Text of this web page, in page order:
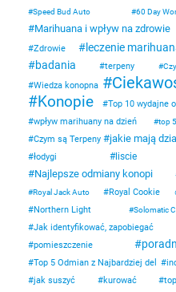
Speed Bud Auto 60 Day
Marihuana i wpływ na zdrowie
Zdrowie
leczenie
badania terpeny
Wiedza konopna
Konopie Top 10 wydajne
wpływ marihuany na dzień top
Czym są Terpeny jakie mają
łodygi
liscie
Najlepsze odmiany konopi
Royal Jack Auto
Royal Cookie
Northern Light
Solomatic
Jak identyfikować, zapobiegać
pomieszczenie
Top 5 Odmian z Najbardziej del
jak suszyć kurować